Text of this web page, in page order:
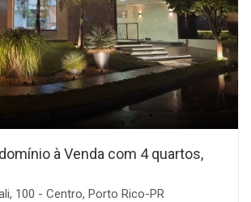
à Venda com 4 quartos,
100 - Centro, Porto Rico-PR